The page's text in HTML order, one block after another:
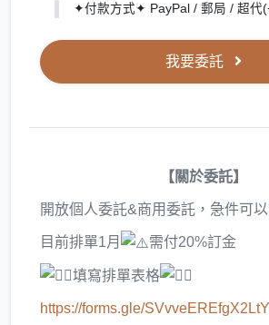
✦​付款方式✦ ​PayPal / 郵局 / 超代
我要委託
【關於委託】
開放個人委託&商用委託，急件可
目前排單1月 需付20%訂金
填寫排單表格
https://forms.gle/